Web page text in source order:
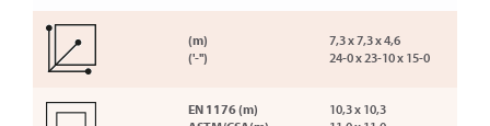
(m)
('-'')
7,3 x 7,3 x 4,6
24-0 x 23-10 x 15-0
EN 1176 (m)
10,3 x 10,3